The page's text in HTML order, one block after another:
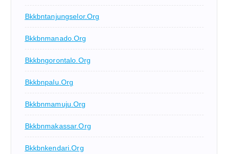
Bkkbntanjungselor.org
Bkkbnmanado.org
Bkkbngorontalo.org
Bkkbnpalu.org
Bkkbnmamuju.org
Bkkbnmakassar.org
Bkkbnkendari.org